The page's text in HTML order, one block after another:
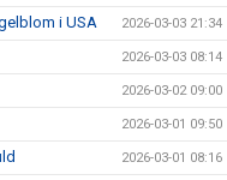
i USA 2026-03-03 21:34
2026-03-03 08:14
2026-03-02 09:00
2026-03-01 09:50
2026-03-01 08:16